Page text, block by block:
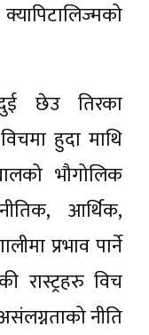
छेउ तिरका
हुदा माथि
भौगोलिक
आर्थिक,
प्रभाव पार्ने
विच
नीति